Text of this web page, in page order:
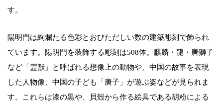
す。
陽明門は絢爛たる色彩とおびただしい数の建築彫刻で飾られ
ています。陽明門を装飾する彫刻は508体。麒麟・龍・唐獅子
など「霊獣」と呼ばれる想像上の動物や、中国の故事を表現
した人物像、中国の子ども「唐子」が遊ぶ姿などが見られま
す。これらは漆の黒や、貝殻から作る絵具である胡粉による